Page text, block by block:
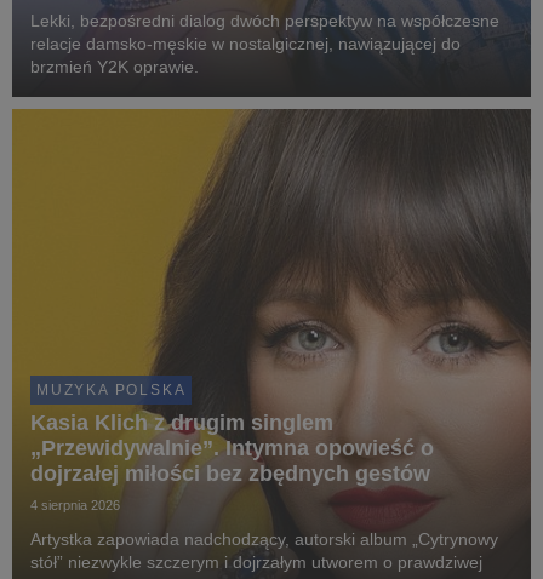
Lekki, bezpośredni dialog dwóch perspektyw na współczesne
relacje damsko-męskie w nostalgicznej, nawiązującej do
brzmień Y2K oprawie.
MUZYKA POLSKA
Kasia Klich z drugim singlem
„Przewidywalnie”. Intymna opowieść o
dojrzałej miłości bez zbędnych gestów
4 sierpnia 2026
Artystka zapowiada nadchodzący, autorski album „Cytrynowy
stół” niezwykle szczerym i dojrzałym utworem o prawdziwej